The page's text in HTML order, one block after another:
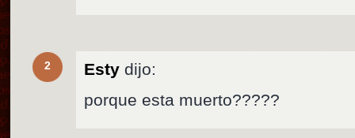
2 Esty dijo:
porque esta muerto?????